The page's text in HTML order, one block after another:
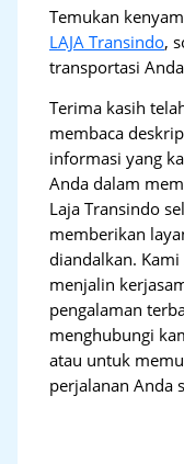
Temukan
LAJA Transindo,
transportasi
Terima kasih
membaca
informasi yang
Anda dalam
Laja Transindo
memberikan
diandalkan.
menjalin
pengalaman
menghubungi
atau untuk
perjalanan Anda